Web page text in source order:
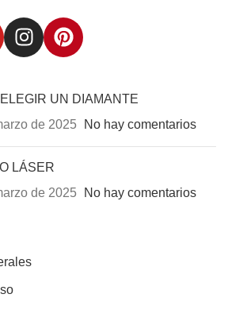
UN DIAMANTE
de 2025
No hay comentarios
LÁSER
de 2025
No hay comentarios